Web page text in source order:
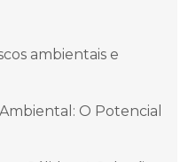
ambientais e
O Potencial